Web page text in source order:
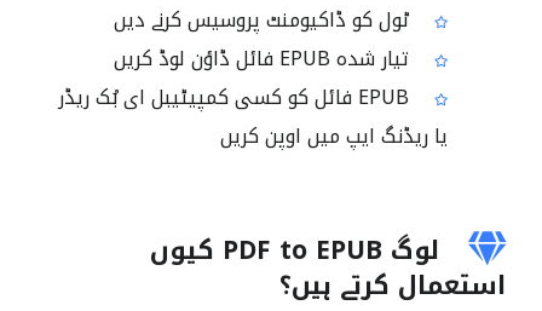
ٹول کو ڈاکیومنٹ پروسیس کرنے دیں
تیار شدہ EPUB فائل ڈاؤن لوڈ کریں
EPUB فائل کو کسی کمپیٹیبل ای بُک ریڈر
یا ریڈنگ ایپ میں اوپن کریں
لوگ PDF to EPUB کیوں
استعمال کرتے ہیں؟